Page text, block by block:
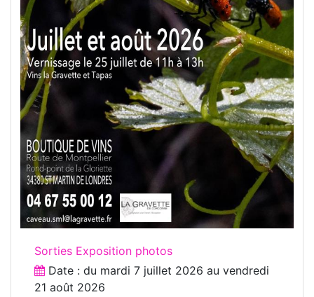
Sorties Exposition photos
Date : du mardi 7 juillet 2026 au vendredi
21 août 2026